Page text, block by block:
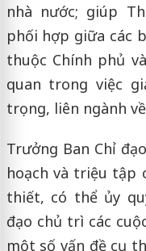
nhà nước; giúp
phối hợp giữa các
thuộc Chính phủ
quan trong việc
trọng, liên ngành
Trưởng Ban Chỉ
hoạch và triệu tập
thiết, có thể ủy
đạo chủ trì các
một số vấn đề cụ